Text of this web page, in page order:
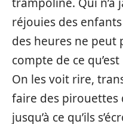
réjouies des
des heures ne peut
compte de ce
On les voit rire,
faire des pirouettes
jusqu’à ce qu’ils